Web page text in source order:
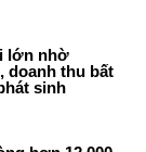
lớn nhờ
doanh thu bất
sinh